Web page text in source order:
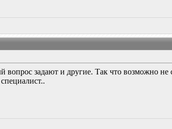
вопрос задают и другие. Так что возможно не